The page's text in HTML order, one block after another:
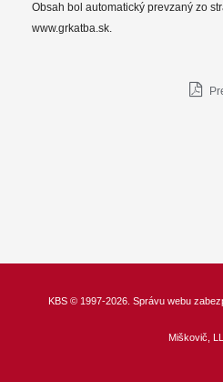
Obsah bol automatický prevzaný zo
www.grkatba.sk.
KBS © 1997-2026. Správu webu
Miškovič,